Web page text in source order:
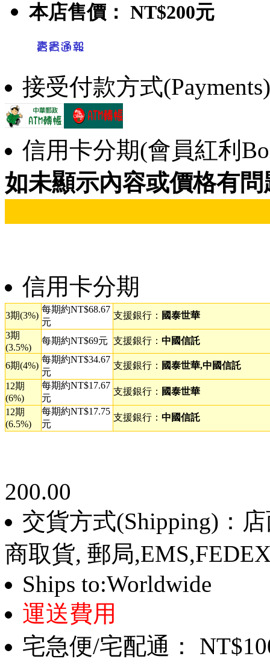
本店售價： NT$200元
接受付款方式
信用卡分期(會員紅利
如未顯示內容或價格有
信用卡分期
3期(3%)
每期約NT$68.67
元
支援銀行： 國泰世華
3期
(3.5%)
每期約NT$69元 支援銀行： 中國信託
6期(4%)
每期約NT$34.67
元
支援銀行： 國泰世華,中國信託
12期
(6%)
每期約NT$17.67
元
支援銀行： 國泰世華
12期
(6.5%)
每期約NT$17.75
元
支援銀行： 中國信託
200.00
交貨方式(Shipping)：
商取貨, 郵局
Ships to:Worldwide
運送費用
宅急便/宅配通：